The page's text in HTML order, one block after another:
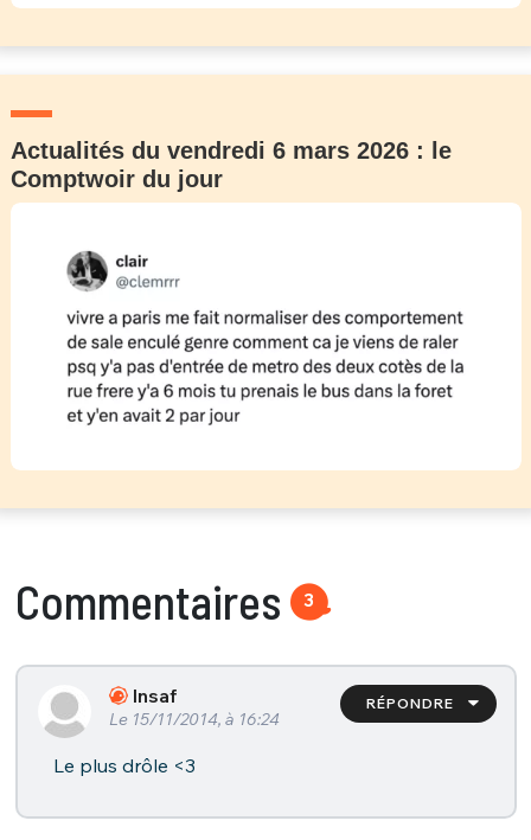
Actualités du vendredi 6 mars 2026 : le
Comptwoir du jour
Commentaires 3
RÉPONDRE
Insaf
Le 15/11/2014, à 16:24
Le plus drôle <3